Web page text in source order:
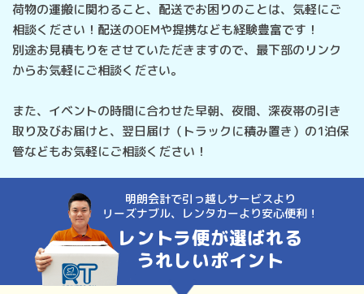
荷物の運搬に関わること、配送でお困りのことは、気軽にご
相談ください！配送のOEMや提携なども経験豊富です！
別途お見積もりをさせていただきますので、最下部のリンク
からお気軽にご相談ください。
また、イベントの時間に合わせた早朝、夜間、深夜帯の引き
取り及びお届けと、翌日届け（トラックに積み置き）の1泊保
管などもお気軽にご相談ください！
明朗会計で引っ越しサービスより
リーズナブル、レンタカーより安心便利！
レントラ便が選ばれる
うれしいポイント